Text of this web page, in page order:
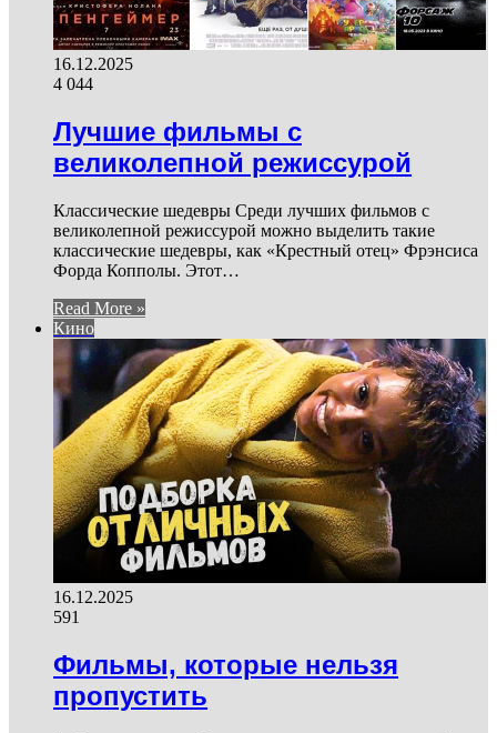
16.12.2025
4 044
Лучшие фильмы с
великолепной режиссурой
Классические шедевры Среди лучших фильмов с
великолепной режиссурой можно выделить такие
классические шедевры, как «Крестный отец» Фрэнсиса
Форда Копполы. Этот…
Read More »
Кино
16.12.2025
591
Фильмы, которые нельзя
пропустить